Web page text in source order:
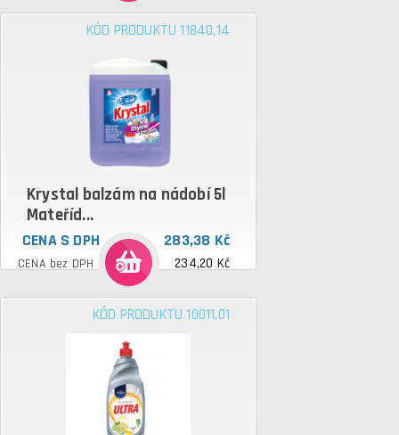
KÓD PRODUKTU 11840,14
Krystal balzám na nádobí 5l
Mateříd...
CENA S DPH 283,38 Kč
CENA bez DPH 234,20 Kč
KÓD PRODUKTU 10011,01